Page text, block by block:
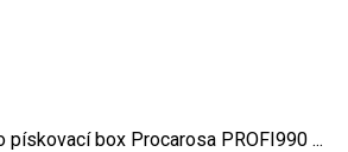
pískovací box Procarosa PROFI990 ...